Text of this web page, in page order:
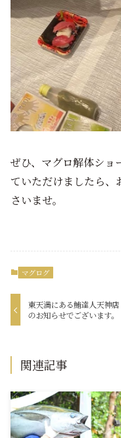
ぜひ、マグロ解体ショ
ていただけましたら
さいませ。
マグログ
東天満にある鮪達人天神店
のお知らせでございます。
関連記事